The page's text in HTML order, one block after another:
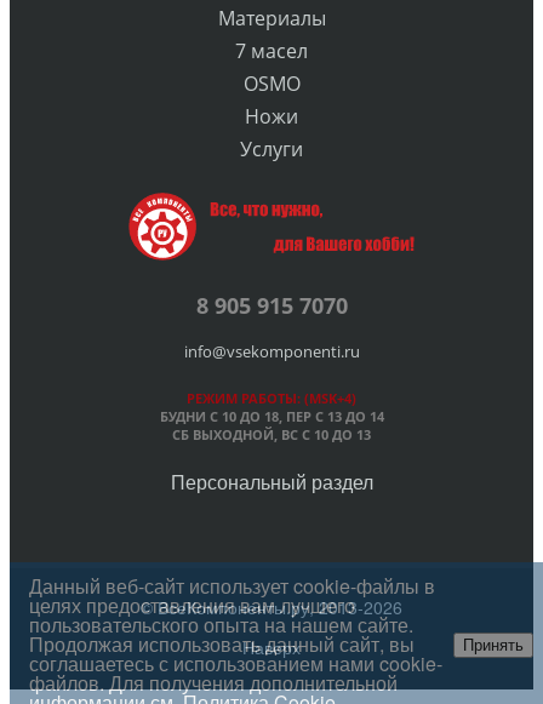
Материалы
7 масел
OSMO
Ножи
Услуги
8 905 915 7070
info@vsekomponenti.ru
РЕЖИМ РАБОТЫ: (MSK+4)
БУДНИ С 10 ДО 18, ПЕРС 13 ДО 14
СБ ВЫХОДНОЙ, ВС С 10 ДО 13
Персональный раздел
© ВсеКомпоненты.ру, 2013-2026
Наверх
Данный веб-сайт использует cookie-файлы в
целях предоставления вам лучшего
пользовательского опыта на нашем сайте.
Продолжая использовать данный сайт, вы
соглашаетесь с использованием нами cookie-
файлов. Для получения дополнительной
Принять